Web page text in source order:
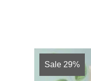
Sale 29%